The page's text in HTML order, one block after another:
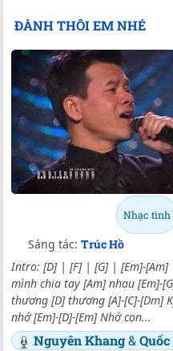
ĐÀNH THÔI EM NHÉ
Nhạc tình
Sáng tác: Trúc Hồ
Intro: [D] | [F] | [G] | [Em]-[Am]
mình chia tay [Am] nhau [Em]-
thương [D] thương [A]-[C]-[Dm]
nhớ [Em]-[D]-[Em] Nhớ con...
Nguyên Khang&